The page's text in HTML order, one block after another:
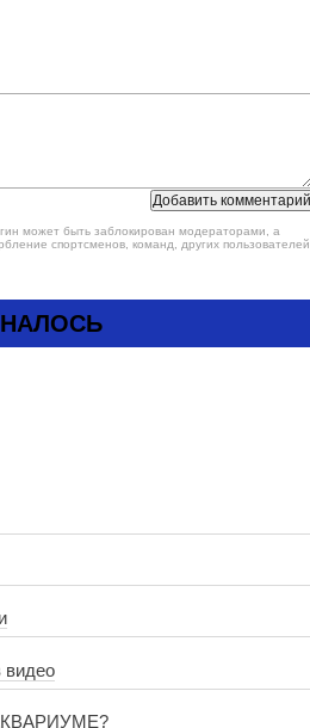
может быть заблокирован модераторами, а
спортсменов, команд, других пользователей
видео